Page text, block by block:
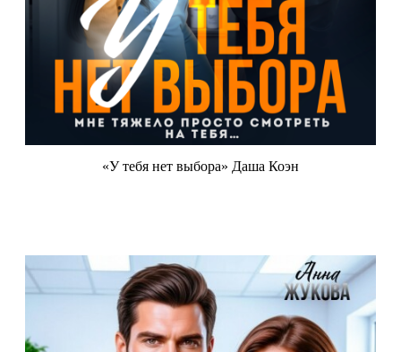
«У тебя нет выбора» Даша Коэн